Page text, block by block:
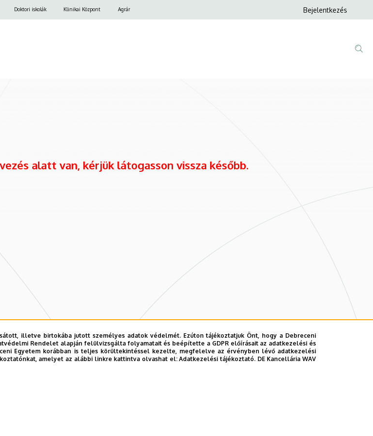
Doktori iskolák Klinikai Központ Agrár
Anonim
Bejelentkezés
alatt van, kérjük látogasson vissza később.
illetve birtokába jutott személyes adatok védelmét. Ezúton tájékoztatjuk Önt, hogy a Debreceni
Rendelet alapján felülvizsgálta folyamatait és beépítette a GDPR előírásait az adatkezelési és
Egyetem korábban is teljes körültekintéssel kezelte, megfelelve az érvényben lévő adatkezelési
amelyet az alábbi linkre kattintva olvashat el:Adatkezelési tájékoztató. DE Kancellária WAV